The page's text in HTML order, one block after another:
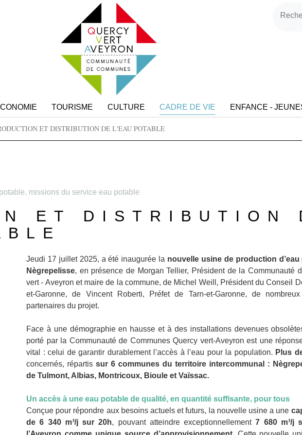
TOURISME CULTURE CADRE DE VIE ENFANCE -
ET DISTRIBUTION DE L'EAU POTABLE
missions du service eau potable
ET DISTRIBUTION
Jeudi 17 juillet 2025, a été inaugurée la nouvelle usine de production
Nègrepelisse, en présence de Morgan Tellier, Président de la Communauté
vert - Aveyron et maire de la commune, de Michel Weill, Président du Conseil
et-Garonne, de Vincent Roberti, Préfet de Tarn-et-Garonne, de
partenaires du projet.
Face à une démographie en hausse et à des installations devenues
porté par la Communauté de Communes Quercy vert-Aveyron est une
vital : celui de garantir durablement l’accès à l’eau pour la population. Plus
concernés, répartis sur 6 communes du territoire intercommunal :
de Tulmont, Albias, Montricoux, Bioule et Vaïssac.
Un accès à une eau potable de qualité, en quantité suffisante, pour tous
Conçue pour répondre aux besoins actuels et futurs, la nouvelle usine a une
de 6 340 m³/j sur 20h, pouvant atteindre exceptionnellement7 680 m³/j